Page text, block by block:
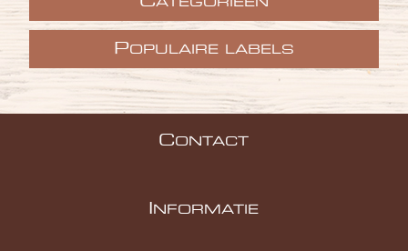
ATEGORIEEN
POPULAIRE LABELS
CONTACT
NFORMATIE